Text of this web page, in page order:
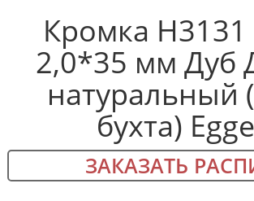
Кромка H3131
2,0*35 мм Дуб
натуральный
бухта)
ЗАКАЗАТЬ